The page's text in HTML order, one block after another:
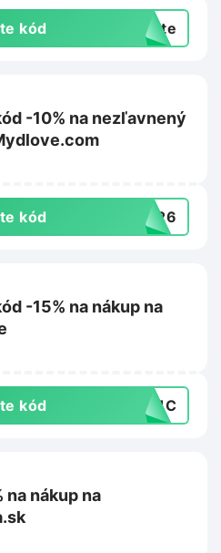
kód exte
-10% na nezľavnený
kód VE26
-15% na nákup na
kód PC1C
na nákup na